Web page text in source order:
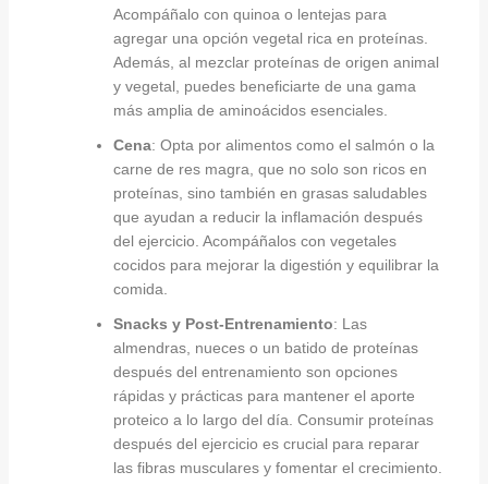
Acompáñalo con quinoa o lentejas para
agregar una opción vegetal rica en proteínas.
Además, al mezclar proteínas de origen animal
y vegetal, puedes beneficiarte de una gama
más amplia de aminoácidos esenciales.
Cena: Opta por alimentos como el salmón o la
carne de res magra, que no solo son ricos en
proteínas, sino también en grasas saludables
que ayudan a reducir la inflamación después
del ejercicio. Acompáñalos con vegetales
cocidos para mejorar la digestión y equilibrar la
comida.
Snacks y Post-Entrenamiento: Las
almendras, nueces o un batido de proteínas
después del entrenamiento son opciones
rápidas y prácticas para mantener el aporte
proteico a lo largo del día. Consumir proteínas
después del ejercicio es crucial para reparar
las fibras musculares y fomentar el crecimiento.